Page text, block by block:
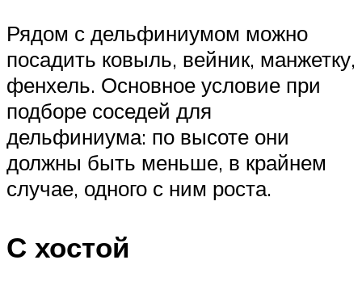
Рядом с дельфиниумом можно
посадить ковыль, вейник, манжетку,
фенхель. Основное условие при
подборе соседей для
дельфиниума: по высоте они
должны быть меньше, в крайнем
случае, одного с ним роста.
С хостой